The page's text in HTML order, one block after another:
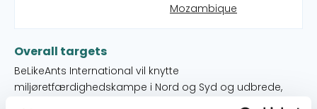
Mozambique
Overall targets
BeLikeAnts International vil knytte
miljøretfærdighedskampe i Nord og Syd og udbrede,